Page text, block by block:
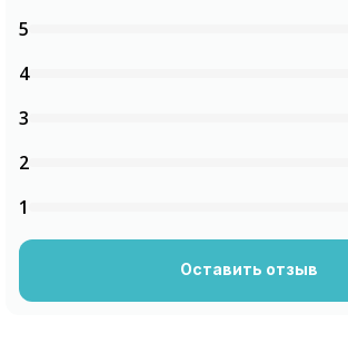
5
4
3
2
1
Оставить отзыв